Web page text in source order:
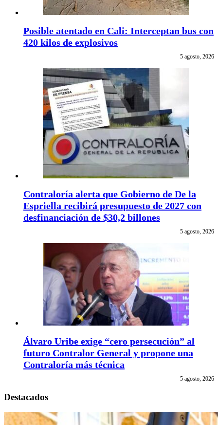
Posible atentado en Cali: Interceptan bus con
420 kilos de explosivos
5 agosto, 2026
Contraloría alerta que Gobierno de De la
Espriella recibirá presupuesto de 2027 con
desfinanciación de $30,2 billones
5 agosto, 2026
Álvaro Uribe exige “cero persecución” al
futuro Contralor General y propone una
Contraloría más técnica
5 agosto, 2026
Destacados